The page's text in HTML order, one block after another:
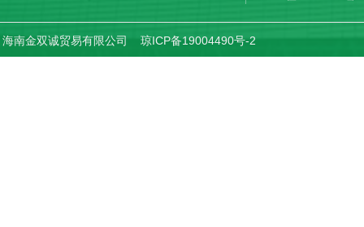
南金双诚贸易有限公司 琼ICP备19004490号-2